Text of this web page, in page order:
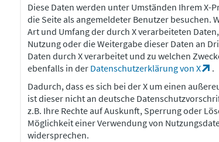
Diese Daten werden unter Umständen Ihrem X-
die Seite als angemeldeter Benutzer besuchen.
Art und Umfang der durch X verarbeiteten
Nutzung oder die Weitergabe dieser Daten an
Daten durch X verarbeitet und zu welchen
ebenfalls in der Datenschutzerklärung von X
.
Dadurch, dass es sich bei der X um einen
ist dieser nicht an deutsche
z.B. Ihre Rechte auf Auskunft, Sperrung oder
Möglichkeit einer Verwendung von
widersprechen.